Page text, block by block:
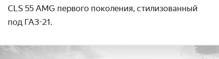
CLS 55 AMG первого поколения, стилизо­ванный
под ГАЗ-21.